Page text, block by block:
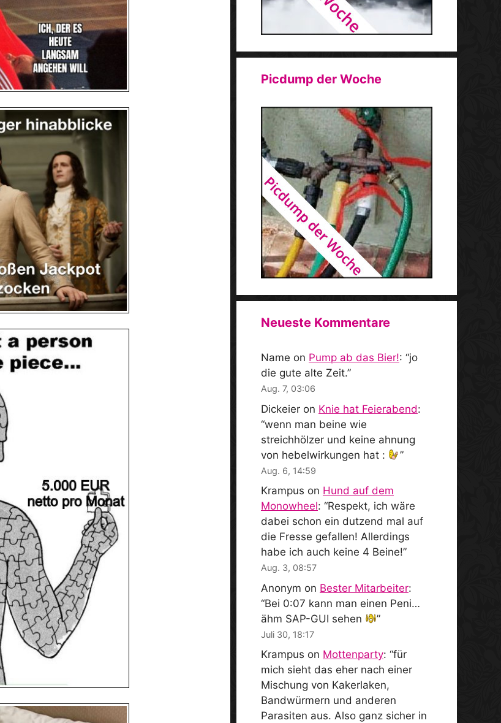
Picdump der Woche
Neueste Kommentare
Name on Pump ab das Bier!: “jo
die gute alte Zeit.”
Aug. 7, 03:06
Dickeier on Knie hat Feierabend:
“wenn man beine wie
streichhölzer und keine ahnung
von hebelwirkungen hat :
”
Aug. 6, 14:59
Krampus on Hund auf dem
Monowheel: “Respekt, ich wäre
dabei schon ein dutzend mal auf
die Fresse gefallen! Allerdings
habe ich auch keine 4 Beine!”
Aug. 3, 08:57
Anonym on Bester Mitarbeiter:
“Bei 0:07 kann man einen Peni…
ähm SAP-GUI sehen
”
Juli 30, 18:17
Krampus on Mottenparty: “für
mich sieht das eher nach einer
Mischung von Kakerlaken,
Bandwürmern und anderen
Parasiten aus. Also ganz sicher in